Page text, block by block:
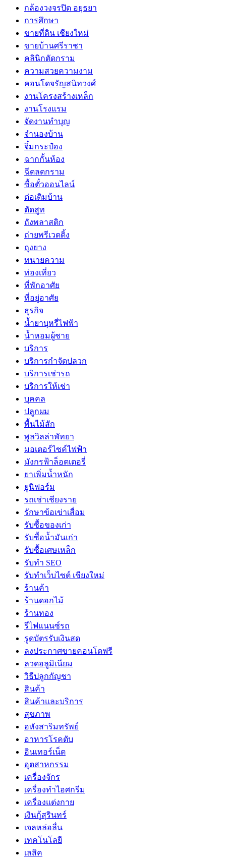
กล้องวงจรปิด อยุธยา
การศึกษา
ขายที่ดิน เชียงใหม่
ขายบ้านศรีราชา
คลินิกตัดกราม
ความสวยความงาม
คอนโดจรัญสนิทวงศ์
งานโครงสร้างเหล็ก
งานโรงแรม
จัดงานทำบุญ
จำนองบ้าน
จิ๋มกระป๋อง
ฉากกั้นห้อง
ฉีดลดกราม
ซื้อตั๋วออนไลน์
ต่อเติมบ้าน
ตัดสูท
ถังพลาสติก
ถ่ายพรีเวดดิ้ง
ถุงยาง
ทนายความ
ท่องเที่ยว
ที่พักอาศัย
ที่อยู่อาศัย
ธุรกิจ
น้ำยาบุหรี่ไฟฟ้า
น้ำหอมผู้ชาย
บริการ
บริการกำจัดปลวก
บริการเช่ารถ
บริการให้เช่า
บุคคล
ปลูกผม
พื้นไม้สัก
พูลวิลล่าพัทยา
มอเตอร์ไซค์ไฟฟ้า
มังกรฟ้าล็อตเตอรี่
ยาเพิ่มน้ำหนัก
ยูนิฟอร์ม
รถเช่าเชียงราย
รักษาข้อเข่าเสื่อม
รับซื้อของเก่า
รับซื้อน้ำมันเก่า
รับซื้อเศษเหล็ก
รับทำ SEO
รับทำเว็บไซต์ เชียงใหม่
ร้านค้า
ร้านดอกไม้
ร้านทอง
รีไฟแนนซ์รถ
รูดบัตรรับเงินสด
ลงประกาศขายคอนโดฟรี
ลวดอลูมิเนียม
วิธีปลูกกัญชา
สินค้า
สินค้าและบริการ
สุขภาพ
อหังสาริมทรัพย์
อาหารโรคตับ
อินเทอร์เน็ต
อุตสาหกรรม
เครื่องจักร
เครื่องทำไอศกรีม
เครื่องแต่งกาย
เงินกู้สุรินทร์
เจลหล่อลื่น
เทคโนโลยี
เลสิค